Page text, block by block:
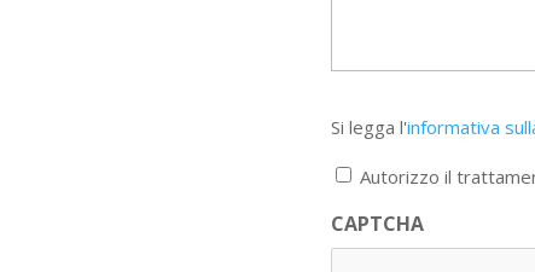
legga
l'informativa
privacy
*
Si legga l'informativa
Autorizzo il
CAPTCHA